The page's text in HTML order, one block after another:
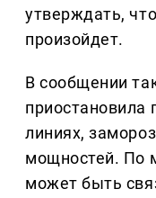
утверждать,
произойдет.
В сообщении
приостановила
линиях,
мощностей. По
может быть